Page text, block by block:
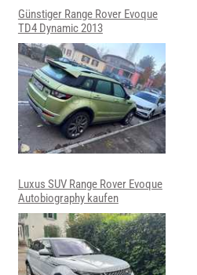
Günstiger Range Rover Evoque
TD4 Dynamic 2013
Luxus SUV Range Rover Evoque
Autobiography kaufen